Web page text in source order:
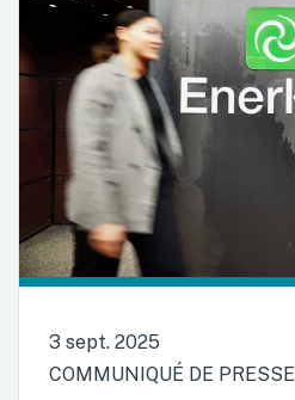
3 sept. 2025
COMMUNIQUÉ DE PRESSE